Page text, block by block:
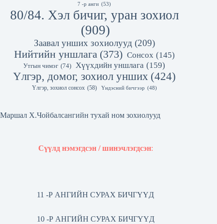
7 -р анги (53)
80/84. Хэл бичиг, уран зохиол
(909)
Заавал унших зохиолууд (209)
Нийтийн уншлага (373) Сонсох (145)
Утгын чимэг (74) Хүүхдийн уншлага (159)
Үлгэр, домог, зохиол унших (424)
Үлгэр, зохиол сонсох (58) Үндэсний бичгээр (48)
Маршал Х.Чойбалсангийн тухай ном зохиолууд
Сүүлд нэмэгдсэн / шинэчлэгдсэн:
11 -Р АНГИЙН СУРАХ БИЧГҮҮД
10 -Р АНГИЙН СУРАХ БИЧГҮҮД